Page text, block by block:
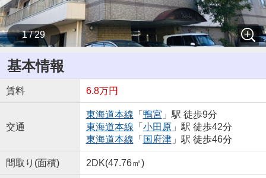
1 / 29
基本情報
賃料 6.8万円
交通
東海道本線 「 鴨宮 」駅 徒歩9分
東海道本線 「 小田原」駅 徒歩42分
東海道本線 「 国府津」駅 徒歩46分
間取り(面積) 2DK(47.76㎡)